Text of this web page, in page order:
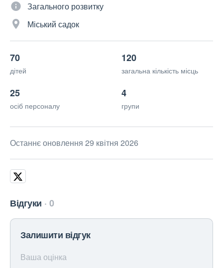
Загального розвитку
Міський садок
70
дітей
120
загальна кількість місць
25
осіб персоналу
4
групи
Останнє оновлення 29 квітня 2026
Відгуки 0
Залишити відгук
Ваша оцінка